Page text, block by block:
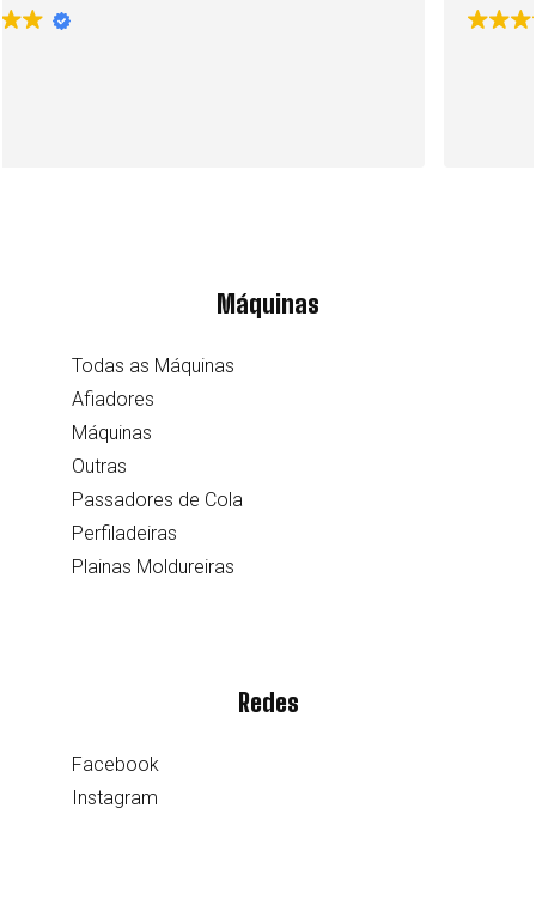
Máquinas
Todas as Máquinas
Afiadores
Máquinas
Outras
Passadores de Cola
Perfiladeiras
Plainas Moldureiras
Redes
Facebook
Instagram